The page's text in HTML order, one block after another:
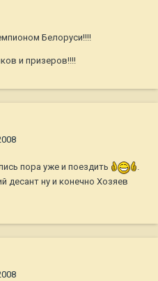
Белоруси!!!!
и призеров!!!!
пора уже и поездить
.
десант ну и конечно Хозяев